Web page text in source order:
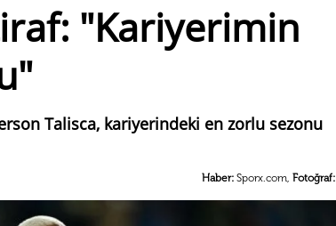
"Kariyerimin
Talisca, kariyerindeki en zorlu sezonu
Haber: Sporx.com, Fotoğraf: